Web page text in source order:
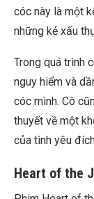
cóc này là một
những kẻ xấu
Trong quá trình
nguy hiểm và
cóc mình. Cô
thuyết về một
của tình yêu
Heart of the